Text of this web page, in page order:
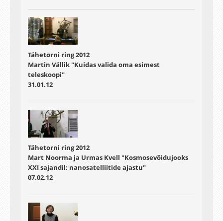
Tähetorni ring 2012
Martin Vällik "Kuidas valida oma esimest
teleskoopi"
31.01.12
Tähetorni ring 2012
Mart Noorma ja Urmas Kvell "Kosmosevõidujooks
XXI sajandil: nanosatelliitide ajastu"
07.02.12